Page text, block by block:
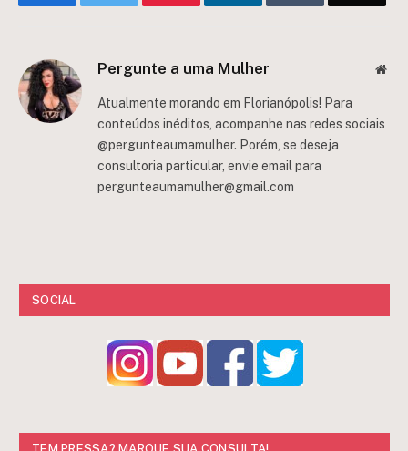
Pergunte a uma Mulher
Atualmente morando em Florianópolis! Para
conteúdos inéditos, acompanhe nas redes sociais
@pergunteaumamulher. Porém, se deseja
consultoria particular, envie email para
pergunteaumamulher@gmail.com
SOCIAL